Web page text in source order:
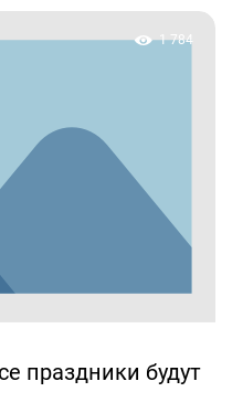
1 784
праздники будут